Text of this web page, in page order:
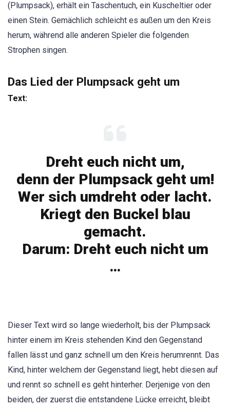
(Plumpsack), erhält ein Taschentuch, ein Kuscheltier oder
einen Stein. Gemächlich schleicht es außen um den Kreis
herum, während alle anderen Spieler die folgenden
Strophen singen.
Das Lied der Plumpsack geht um
Text:
Dreht euch nicht um,
denn der Plumpsack geht um!
Wer sich umdreht oder lacht.
Kriegt den Buckel blau
gemacht.
Darum: Dreht euch nicht um
…
Dieser Text wird so lange wiederholt, bis der Plumpsack
hinter einem im Kreis stehenden Kind den Gegenstand
fallen lässt und ganz schnell um den Kreis herumrennt. Das
Kind, hinter welchem der Gegenstand liegt, hebt diesen auf
und rennt so schnell es geht hinterher. Derjenige von den
beiden, der zuerst die entstandene Lücke erreicht, bleibt